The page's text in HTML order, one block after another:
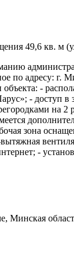
49,6 кв. м
по адресу: г.
-
- доступ в
на 2
зона
-
Минская